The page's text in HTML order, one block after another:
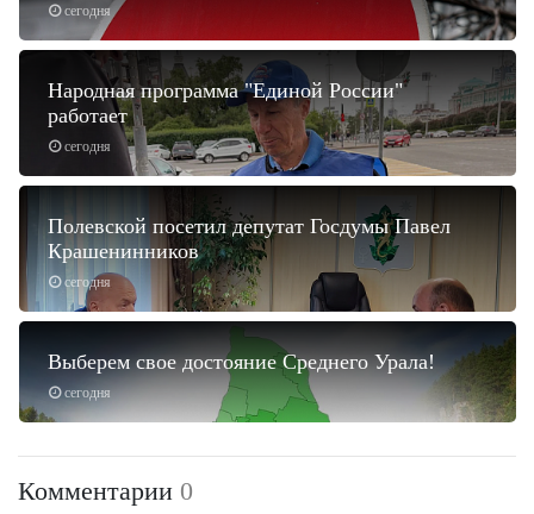
сегодня
сегодня
Народная программа "Единой России"
работает
сегодня
Полевской посетил депутат Госдумы Павел
Крашенинников
сегодня
Выберем свое достояние Среднего Урала!
Комментарии 0